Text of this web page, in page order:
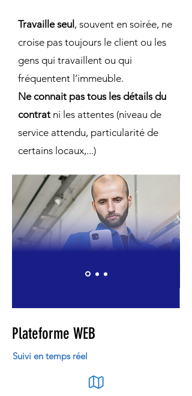
Travaille seul , souvent en soirée, ne
croise pas toujours le client ou les
gens qui travaillent ou qui
fréquentent l’immeuble.
Ne connait pas tous les détails du
contrat ni les attentes (niveau de
service attendu, particularité de
certains locaux,...)
Informations sur les locaux
Plateforme WEB
Suivi en temps réel